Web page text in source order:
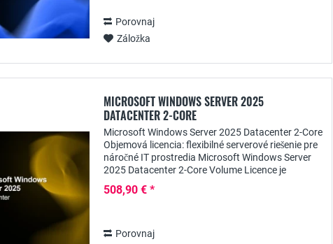
Porovnaj
Záložka
MICROSOFT WINDOWS SERVER 2025
DATACENTER 2-CORE
Microsoft Windows Server 2025 Datacenter 2-Core
Objemová licencia: flexibilné serverové riešenie pre
náročné IT prostredia Microsoft Windows Server
2025 Datacenter 2-Core Volume Licence je
508,90 € *
Porovnaj